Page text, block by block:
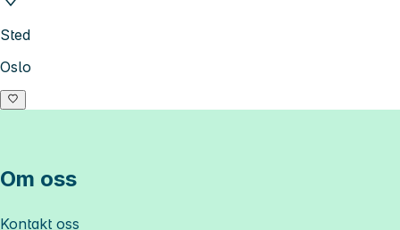
Sted
Oslo
Om oss
Kontakt oss